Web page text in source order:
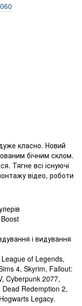
класно. Новий
бічним склом.
Тягне всі існуючі
відео, роботи
і видування
of Legends,
4, Skyrim, Fallout:
Cyberpunk 2077,
Redemption 2,
Legacy.